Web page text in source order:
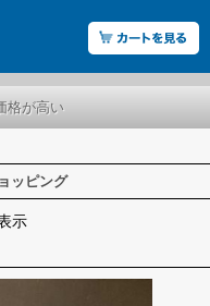
格が高い
ッピング
示